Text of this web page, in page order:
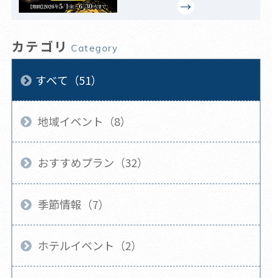
カテゴリ Category
すべて（51）
地域イベント（8）
おすすめプラン（32）
季節情報（7）
ホテルイベント（2）